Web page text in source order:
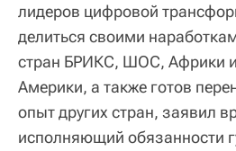
лидеров цифровой
делиться своими
стран БРИКС, ШОС, Африки
Америки, а также готов
опыт других стран, заявил
исполняющий обязанности